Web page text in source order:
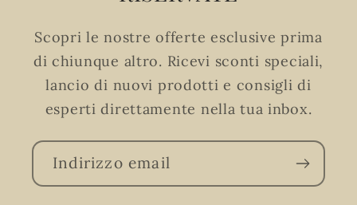
Scopri le nostre offerte esclusive prima
di chiunque altro. Ricevi sconti speciali,
lancio di nuovi prodotti e consigli di
esperti direttamente nella tua inbox.
Indirizzo email